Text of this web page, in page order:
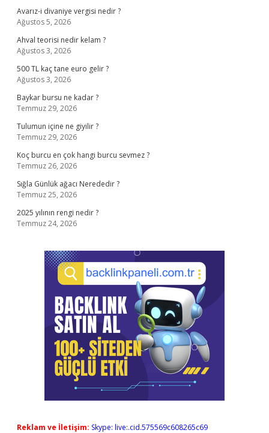
Avarız-i divaniye vergisi nedir ?
Ağustos 5, 2026
Ahval teorisi nedir kelam ?
Ağustos 3, 2026
500 TL kaç tane euro gelir ?
Ağustos 3, 2026
Baykar bursu ne kadar ?
Temmuz 29, 2026
Tulumun içine ne giyilir ?
Temmuz 29, 2026
Koç burcu en çok hangi burcu sevmez ?
Temmuz 26, 2026
Sığla Günlük ağacı Nerededir ?
Temmuz 25, 2026
2025 yılının rengi nedir ?
Temmuz 24, 2026
Reklam ve İletişim: Skype: live:.cid.575569c608265c69